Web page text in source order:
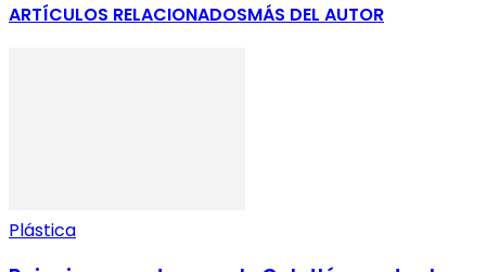
ARTÍCULOS RELACIONADOSMÁS DEL AUTOR
Plástica